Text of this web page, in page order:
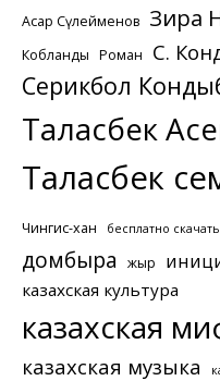
Асқар Сүлейменов Зира
Кобланды Роман С.
Серикбол
Таласбек
Таласбек
Чингис-хан бесплатно
домбыра жыр
казахская культура
казахская
казахская музыка